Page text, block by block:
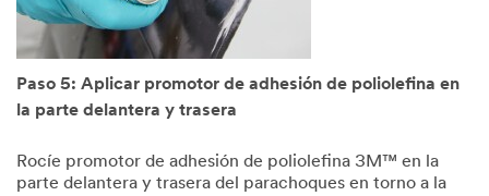
Paso 5: Aplicar promotor de adhesión de poliolefina en
la parte delantera y trasera
Rocíe promotor de adhesión de poliolefina 3M™ en la
parte delantera y trasera del parachoques en torno a la